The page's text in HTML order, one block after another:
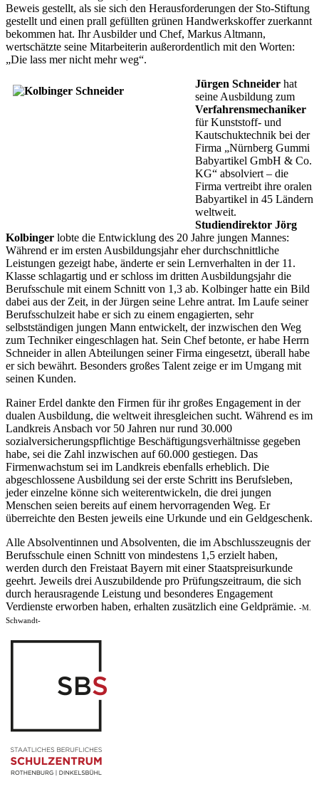
Beweis gestellt, als sie sich den Herausforderungen der Sto-Stiftung
gestellt und einen prall gefüllten grünen Handwerkskoffer zuerkannt
bekommen hat. Ihr Ausbilder und Chef, Markus Altmann,
wertschätzte seine Mitarbeiterin außerordentlich mit den Worten:
„Die lass mer nicht mehr weg“.
Jürgen Schneider hat
seine Ausbildung zum
Verfahrensmechaniker
für Kunststoff- und
Kautschuktechnik bei der
Firma „Nürnberg Gummi
Babyartikel GmbH & Co.
KG“ absolviert – die
Firma vertreibt ihre oralen
Babyartikel in 45 Ländern
weltweit.
Studiendirektor Jörg
Kolbinger lobte die Entwicklung des 20 Jahre jungen Mannes:
Während er im ersten Ausbildungsjahr eher durchschnittliche
Leistungen gezeigt habe, änderte er sein Lernverhalten in der 11.
Klasse schlagartig und er schloss im dritten Ausbildungsjahr die
Berufsschule mit einem Schnitt von 1,3 ab. Kolbinger hatte ein Bild
dabei aus der Zeit, in der Jürgen seine Lehre antrat. Im Laufe seiner
Berufsschulzeit habe er sich zu einem engagierten, sehr
selbstständigen jungen Mann entwickelt, der inzwischen den Weg
zum Techniker eingeschlagen hat. Sein Chef betonte, er habe Herrn
Schneider in allen Abteilungen seiner Firma eingesetzt, überall habe
er sich bewährt. Besonders großes Talent zeige er im Umgang mit
seinen Kunden.
Rainer Erdel dankte den Firmen für ihr großes Engagement in der
dualen Ausbildung, die weltweit ihresgleichen sucht. Während es im
Landkreis Ansbach vor 50 Jahren nur rund 30.000
sozialversicherungspflichtige Beschäftigungsverhältnisse gegeben
habe, sei die Zahl inzwischen auf 60.000 gestiegen. Das
Firmenwachstum sei im Landkreis ebenfalls erheblich. Die
abgeschlossene Ausbildung sei der erste Schritt ins Berufsleben,
jeder einzelne könne sich weiterentwickeln, die drei jungen
Menschen seien bereits auf einem hervorragenden Weg. Er
überreichte den Besten jeweils eine Urkunde und ein Geldgeschenk.
Alle Absolventinnen und Absolventen, die im Abschlusszeugnis der
Berufsschule einen Schnitt von mindestens 1,5 erzielt haben,
werden durch den Freistaat Bayern mit einer Staatspreisurkunde
geehrt. Jeweils drei Auszubildende pro Prüfungszeitraum, die sich
durch herausragende Leistung und besonderes Engagement
Verdienste erworben haben, erhalten zusätzlich eine Geldprämie. -M.
Schwandt-